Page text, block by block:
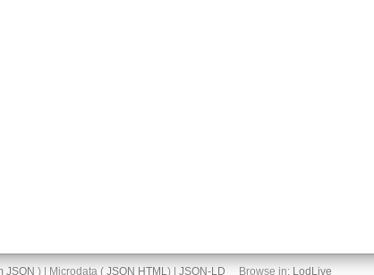
JSON ) | Microdata ( JSON HTML) | JSON-LD Browse in: LodLive